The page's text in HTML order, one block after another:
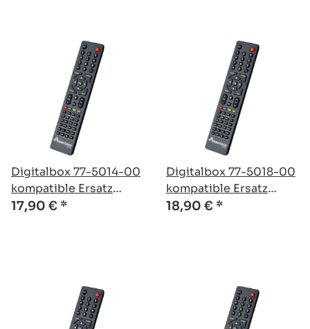
Digitalbox 77-5014-00
kompatible Ersatz
Fernbedienung
17,90 € *
Digitalbox 77-5018-00
kompatible Ersatz
Fernbedienung
18,90 € *